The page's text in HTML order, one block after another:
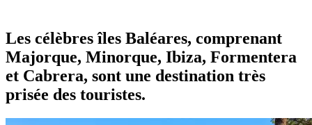
Les célèbres îles Baléares, comprenant
Majorque, Minorque, Ibiza, Formentera
et Cabrera, sont une destination très
prisée des touristes.